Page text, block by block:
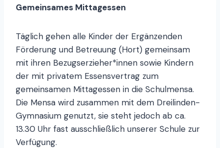
Gemeinsames Mittagessen
Täglich gehen alle Kinder der Ergänzenden
Förderung und Betreuung (Hort) gemeinsam
mit ihren Bezugserzieher*innen sowie Kindern
der mit privatem Essensvertrag zum
gemeinsamen Mittagessen in die Schulmensa.
Die Mensa wird zusammen mit dem Dreilinden-
Gymnasium genutzt, sie steht jedoch ab ca.
13.30 Uhr fast ausschließlich unserer Schule zur
Verfügung.